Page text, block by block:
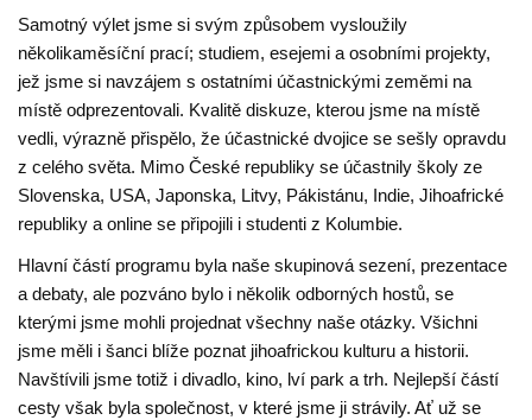
Samotný výlet jsme si svým způsobem vysloužily
několikaměsíční prací; studiem, esejemi a osobními projekty,
jež jsme si navzájem s ostatními účastnickými zeměmi na
místě odprezentovali. Kvalitě diskuze, kterou jsme na místě
vedli, výrazně přispělo, že účastnické dvojice se sešly opravdu
z celého světa. Mimo České republiky se účastnily školy ze
Slovenska, USA, Japonska, Litvy, Pákistánu, Indie, Jihoafrické
republiky a online se připojili i studenti z Kolumbie.
Hlavní částí programu byla naše skupinová sezení, prezentace
a debaty, ale pozváno bylo i několik odborných hostů, se
kterými jsme mohli projednat všechny naše otázky. Všichni
jsme měli i šanci blíže poznat jihoafrickou kulturu a historii.
Navštívili jsme totiž i divadlo, kino, lví park a trh. Nejlepší částí
cesty však byla společnost, v které jsme ji strávily. Ať už se